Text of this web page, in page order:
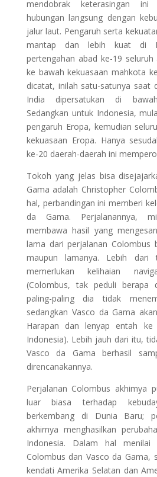
mendobrak keterasingan ini
hubungan langsung dengan
jalur laut. Pengaruh serta
mantap dan lebih kuat di
pertengahan abad ke-19
ke bawah kekuasaan mahkota
dicatat, inilah satu-satunya saat
India dipersatukan di
Sedangkan untuk Indonesia,
pengaruh Eropa, kemudian
kekuasaan Eropa. Hanya
ke-20 daerah-daerah ini
Tokoh yang jelas bisa
Gama adalah Christopher
hal, perbandingan ini memberi
da Gama. Perjalanannya,
membawa hasil yang
lama dari perjalanan Colombus
maupun lamanya. Lebih
memerlukan kelihaian
(Colombus, tak peduli berapa
paling-paling dia tidak
sedangkan Vasco da Gama
Harapan dan lenyap entah
Indonesia). Lebih jauh dari itu,
Vasco da Gama berhasil
direncanakannya.
Perjalanan Colombus akhimya
luar biasa terhadap
berkembang di Dunia Baru;
akhirnya menghasilkan
Indonesia. Dalam hal
Colombus dan Vasco da Gama,
kendati Amerika Selatan dan